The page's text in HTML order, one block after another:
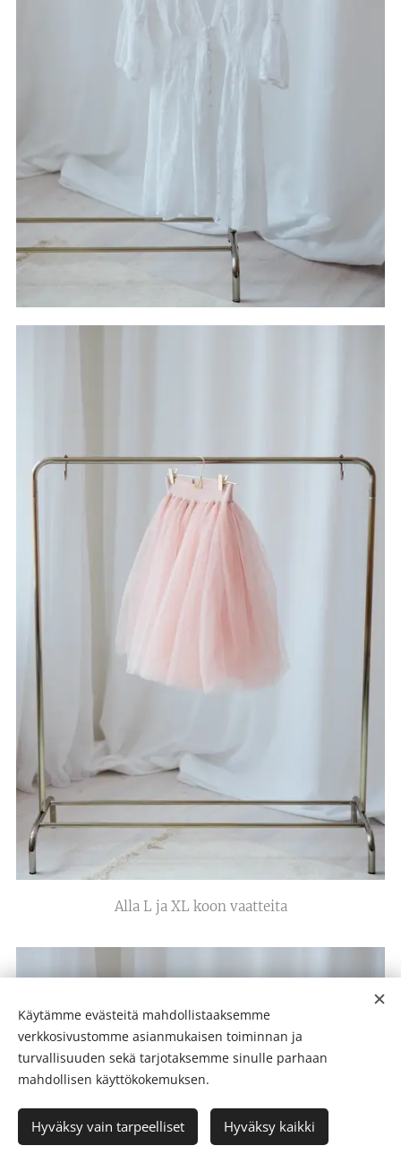
Alla L ja XL koon vaatteita
Käytämme evästeitä mahdollistaaksemme
verkkosivustomme asianmukaisen toiminnan ja
turvallisuuden sekä tarjotaksemme sinulle parhaan
mahdollisen käyttökokemuksen.
Hyväksy vain tarpeelliset Hyväksy kaikki